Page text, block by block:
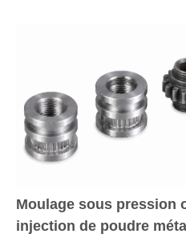
Moulage sous pression
injection de poudre